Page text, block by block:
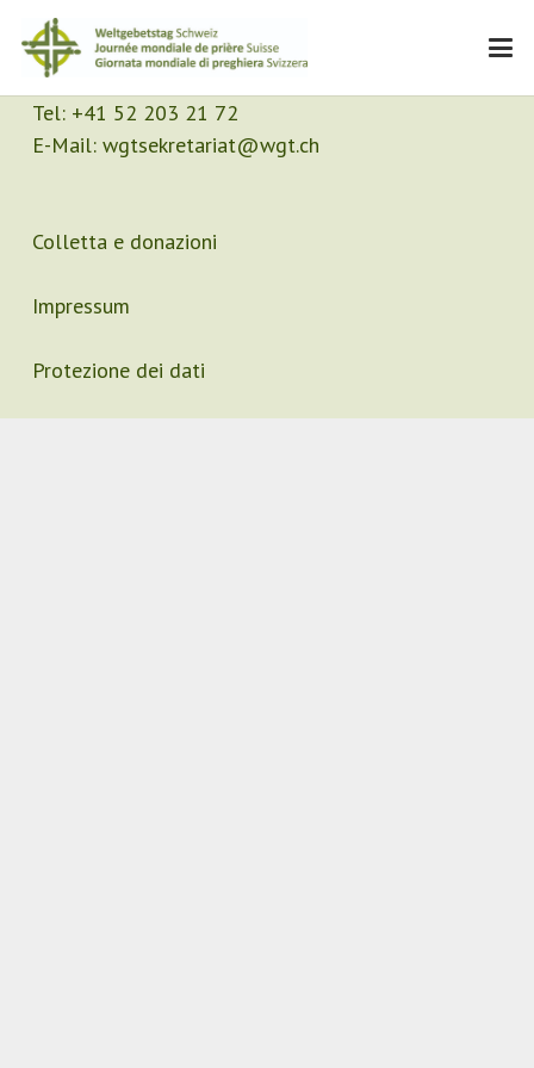
Contatto
Segretariato
Tel: +41 52 203 21 72
E-Mail: wgtsekretariat@wgt.ch
Colletta e donazioni
Impressum
Protezione dei dati